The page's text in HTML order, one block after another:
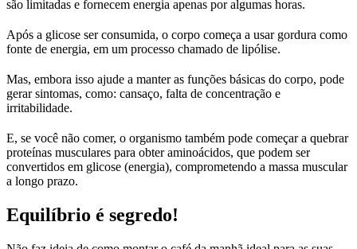
são limitadas e fornecem energia apenas por algumas horas.
Após a glicose ser consumida, o corpo começa a usar gordura como
fonte de energia, em um processo chamado de lipólise.
Mas, embora isso ajude a manter as funções básicas do corpo, pode
gerar sintomas, como: cansaço, falta de concentração e
irritabilidade.
E, se você não comer, o organismo também pode começar a quebrar
proteínas musculares para obter aminoácidos, que podem ser
convertidos em glicose (energia), comprometendo a massa muscular
a longo prazo.
Equilíbrio é segredo!